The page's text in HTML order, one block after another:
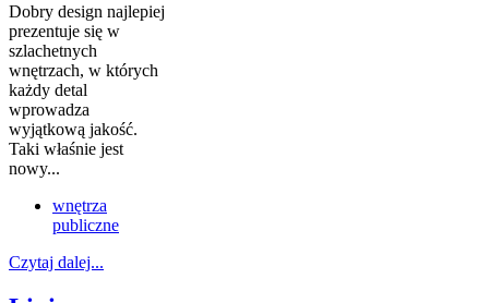
Dobry design najlepiej
prezentuje się w
szlachetnych
wnętrzach, w których
każdy detal
wprowadza
wyjątkową jakość.
Taki właśnie jest
nowy...
wnętrza
publiczne
Czytaj dalej...